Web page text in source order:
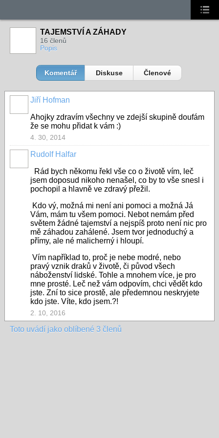
TAJEMSTVÍ A ZÁHADY
16 členů
Popis
Komentář Diskuse Členové
Jiří Hofman
Ahojky zdravím všechny ve zdejší skupině doufám
že se mohu přidat k vám :)
4. 30, 2014
Rudolf Halfar
Rád bych někomu řekl vše co o životě vím, leč
jsem doposud nikoho nenašel, co by to vše snesl i
pochopil a hlavně ve zdravý přežil.
Kdo vý, možná mi není ani pomoci a možná Já
Vám, mám tu všem pomoci. Nebot nemám před
světem žádné tajemství a nejspíš proto není nic pro
mě záhadou zahálené. Jsem tvor jednoduchý a
přímy, ale né malicherný i hloupí.
Vím například to, proč je nebe modré, nebo
pravý vznik draků v životě, či původ všech
náboženství lidské. Tohle a mnohem více, je pro
mne prosté. Leč než vám odpovím, chci vědět kdo
jste. Zní to sice prostě, ale předemnou neskryjete
kdo jste. Víte, kdo jsem.?!
2. 10, 2016
Toto uvádí jako oblíbené 3 členů